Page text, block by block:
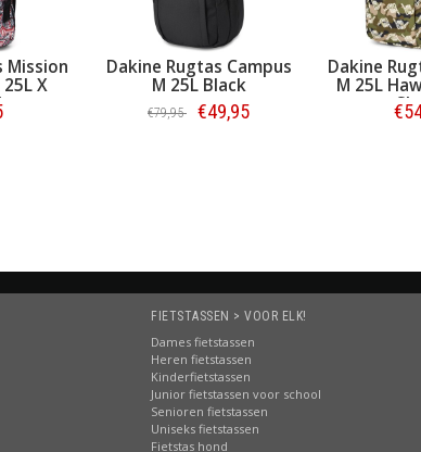
Mission
X
Dakine Rugtas Campus
M 25L Black
€79,95 €49,95
Dakine
M 25L
FIETSTASSEN > VOOR ELK!
Dames fietstassen
Heren fietstassen
Kinderfietstassen
Junior fietstassen voor school
Senioren fietstassen
Uniseks fietstassen
Fietstas hond